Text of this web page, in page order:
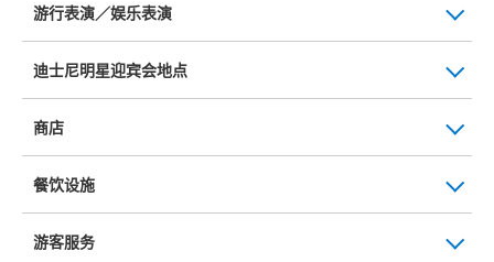
游行表演／娱乐表演
迪士尼明星迎宾会地点
商店
餐饮设施
游客服务